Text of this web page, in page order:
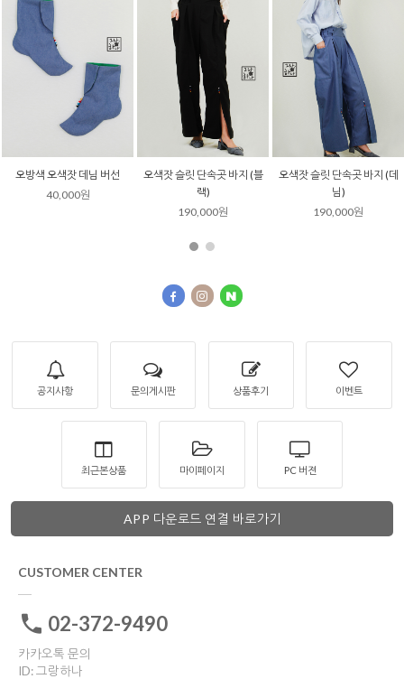
오색잣 슬릿 단속곳 바지 (블
랙)
오색잣 슬릿 단속곳 바지 (데
님)
190,000원
데님 샤 한복 원피스
270,000원
공지사항 문의게시판 상품후기 이벤트
최근본상품 마이페이지 PC 버젼
APP 다운로드 연결 바로가기
CUSTOMER CENTER
02-372-9490
카카오톡 문의
ID: 그랑하나